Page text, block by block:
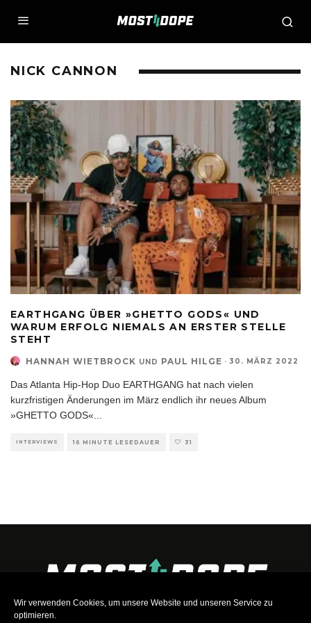
Wir verwenden Cookies, um unsere Website und unseren Service zu
optimieren.
NICK CANNON
EARTHGANG ÜBER »GHETTO GODS« UND
WARUM ERFOLG NIEMALS AN ERSTER STELLE
STEHT
HANNAH WIETBROCK UND PAUL HILGE · 30. MÄRZ 2022
Das Atlanta Hip-Hop Duo EARTHGANG hat nach vielen
kurzfristigen Änderungen im März endlich ihr neues Album
»GHETTO GODS«
INTERVIEWS 16 MINUTE LESEDAUER 31